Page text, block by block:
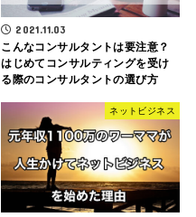
2021.11.03
こんなコンサルタントは要注意？
はじめてコンサルティングを受け
る際のコンサルタントの選び方
ネットビジネス